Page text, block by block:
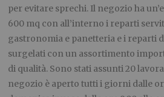
per evitare sprechi. Il negozio ha
600 mq con all’interno i reparti
gastronomia e panetteria e i reparti
surgelati con un assortimento
di qualità. Sono stati assunti 20
negozio è aperto tutti i giorni dalle